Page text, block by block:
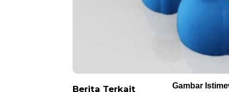
Gambar
Berita Terkait